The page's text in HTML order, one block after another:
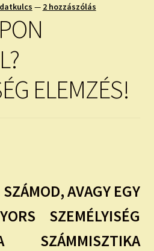
menu
Expand
LIMITÁLT!
— 2 hozzászólás
ELEMZÉS!
AVAGY EGY
SZEMÉLYISÉG
SZÁMMISZTIKA